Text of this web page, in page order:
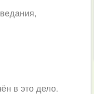
в это дело.